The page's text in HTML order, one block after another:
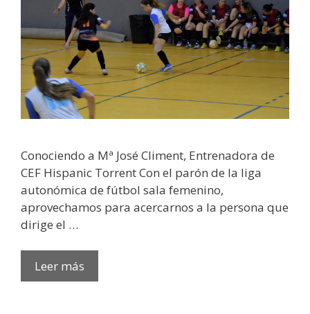
Conociendo a Mª José Climent, Entrenadora de
CEF Hispanic Torrent Con el parón de la liga
autonómica de fútbol sala femenino,
aprovechamos para acercarnos a la persona que
dirige el …
Leer más